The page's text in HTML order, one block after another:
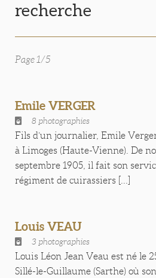
recherche
Page 1/5
Emile VERGER
8 photographies
Fils d’un journalier, Emile
à Limoges (Haute-Vienne). De
septembre 1905, il fait son
régiment de cuirassiers [...]
Louis VEAU
3 photographies
Louis Léon Jean Veau est né le
Sillé-le-Guillaume (Sarthe) où